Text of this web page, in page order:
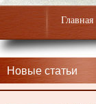
Главная
Новые статьи